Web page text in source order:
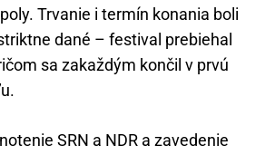
Trvanie i termín konania boli
dané – festival prebiehal
sa zakaždým končil v prvú
SRN a NDR a zavedenie